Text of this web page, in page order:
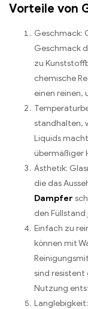
Vorteile von
Geschmack:
Geschmack
zu
chemische
einen reinen,
standhalten,
Liquids
übermäßiger
Ästhetik:
die das
Dampfer
den
Einfach zu
können mit
sind resistent
Nutzung